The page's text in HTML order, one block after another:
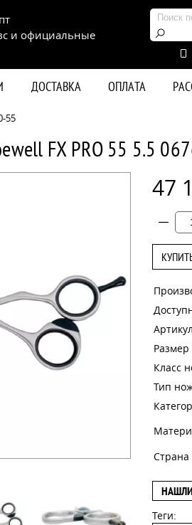
и официальные
ДОСТАВКА ОПЛАТА
55
FX PRO 55 5.5
47
Артикул
Класс
Тип
Страна
Теги: